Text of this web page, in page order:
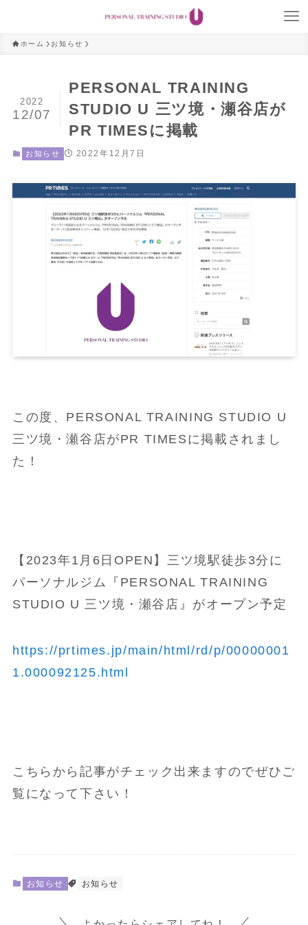
ホーム お知らせ
PERSONAL TRAINING
STUDIO U 三ツ境・瀬谷店が
PR TIMESに掲載
2022
12/07
お知らせ 2022年12月7日
この度、PERSONAL TRAINING STUDIO U
三ツ境・瀬谷店がPR TIMESに掲載されまし
た！
【2023年1月6日OPEN】三ツ境駅徒歩3分に
パーソナルジム『PERSONAL TRAINING
STUDIO U 三ツ境・瀬谷店』がオープン予定
https://prtimes.jp/main/html/rd/p/00000001
1.000092125.html
こちらから記事がチェック出来ますのでぜひご
覧になって下さい！
お知らせ お知らせ